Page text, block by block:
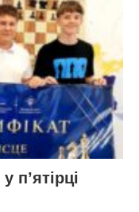
п’ятірці